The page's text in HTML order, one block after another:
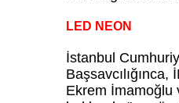
LED NEON
İstanbul
Başsavcılığınca,
Ekrem İmamoğlu